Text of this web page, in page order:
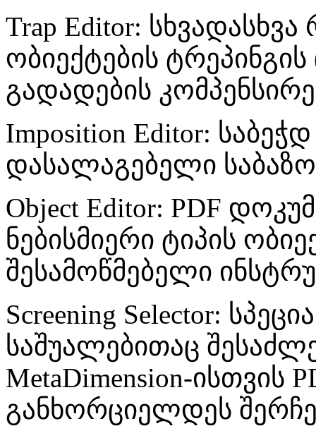
Trap Editor:
ობიექტების
გადადების
Imposition Editor:
დასალაგებელი
Object Editor: PDF
ნებისმიერი ტიპის
შესამოწმებელი
Screening Selector:
საშუალებითაც
MetaDimension-ისთვის
განხორციელდეს